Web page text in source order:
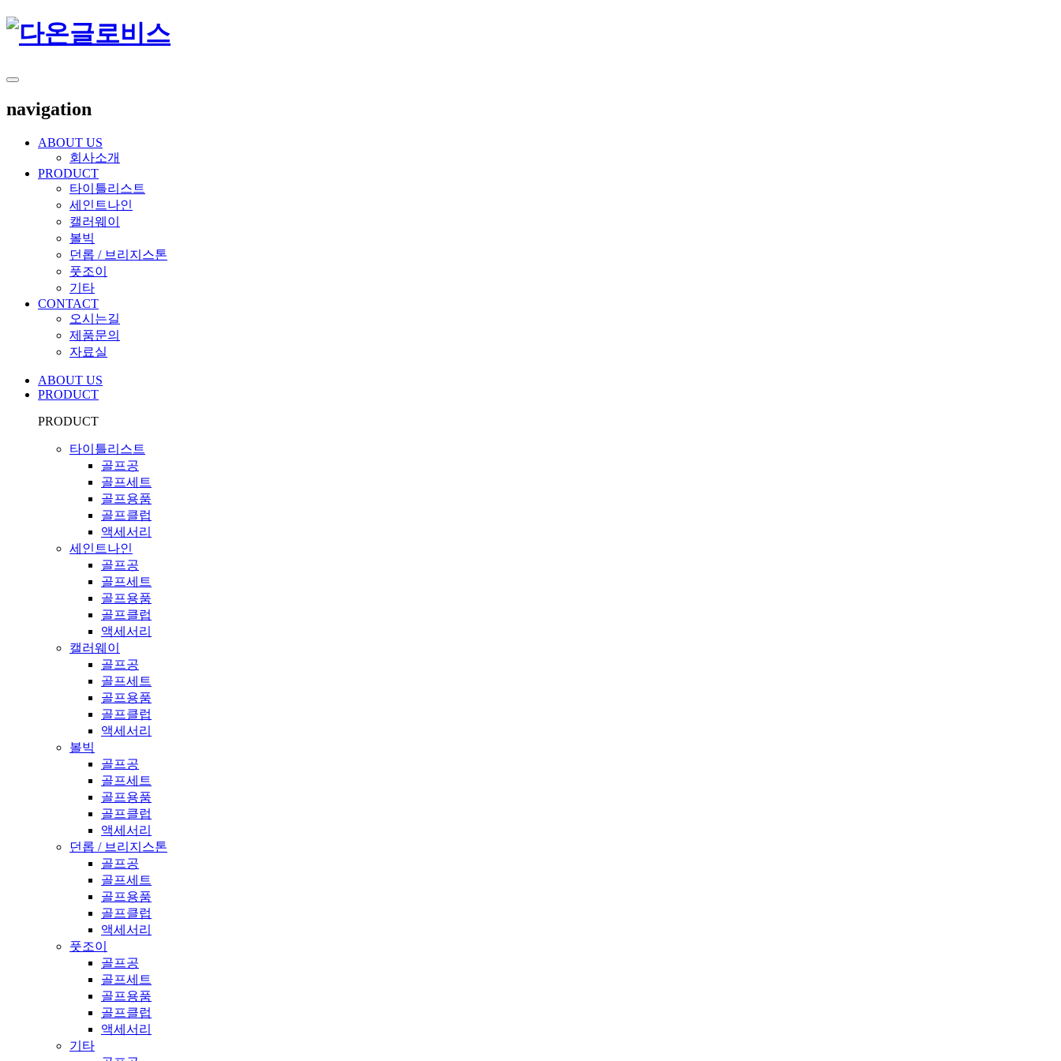
navigation
ABOUT US
회사소개
PRODUCT
타이틀리스트
세인트나인
캘러웨이
볼빅
던롭 / 브리지스톤
풋조이
기타
CONTACT
오시는길
제품문의
자료실
ABOUT US
PRODUCT
PRODUCT
타이틀리스트
골프공
골프세트
골프용품
골프클럽
액세서리
세인트나인
골프공
골프세트
골프용품
골프클럽
액세서리
캘러웨이
골프공
골프세트
골프용품
골프클럽
액세서리
볼빅
골프공
골프세트
골프용품
골프클럽
액세서리
던롭 / 브리지스톤
골프공
골프세트
골프용품
골프클럽
액세서리
풋조이
골프공
골프세트
골프용품
골프클럽
액세서리
기타